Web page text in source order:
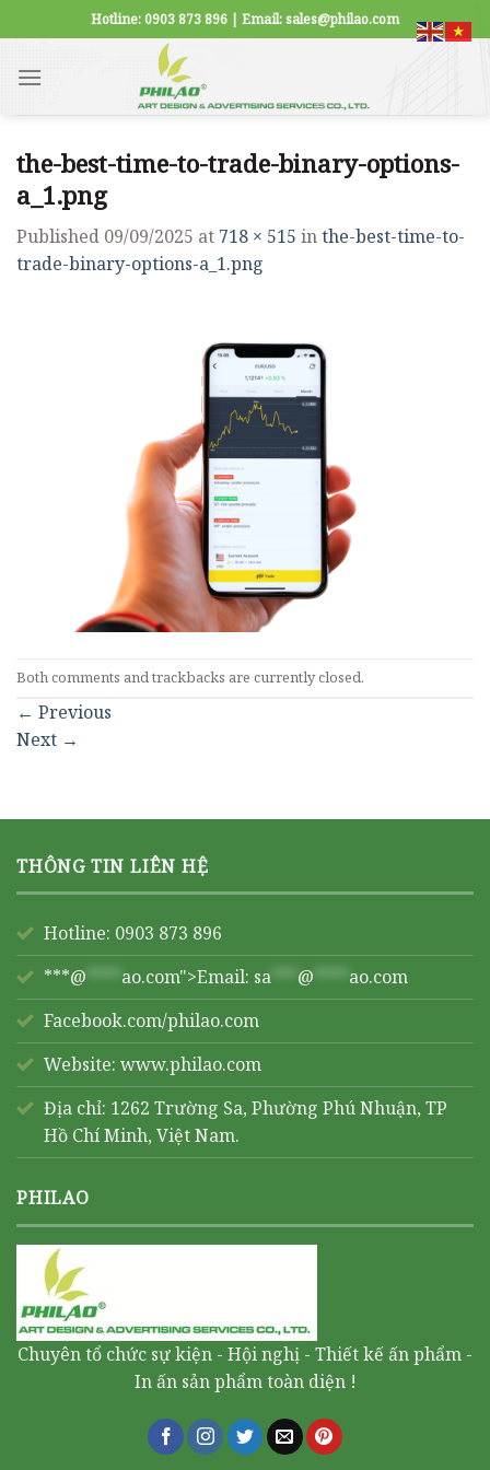
to
content
Hotline: 0903 873 896 | Email: sales@philao.com
the-best-time-to-trade-binary-options-
a_1.png
Published 09/09/2025 at 718 × 515 inthe-best-time-to-
trade-binary-options-a_1.png
Both comments and trackbacks are currently closed.
← Previous
Next →
THÔNG TIN LIÊN HỆ
Hotline: 0903 873 896
***@ **** ao.com">Email: sa *** @ **** ao.com
Facebook.com/philao.com
Website: www.philao.com
Địa chỉ: 1262 Trường Sa, Phường Phú Nhuận, TP
Hồ Chí Minh, Việt Nam.
PHILAO
Chuyên tổ chức sự kiện - Hội nghị - Thiết kế ấn phẩm -
In ấn sản phẩm toàn diện !